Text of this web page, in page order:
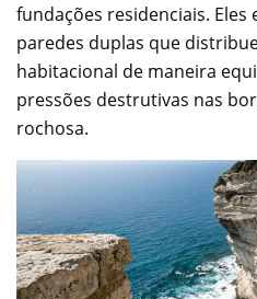
fundações residenciais. Eles
paredes duplas que
habitacional de maneira
pressões destrutivas nas
rochosa.